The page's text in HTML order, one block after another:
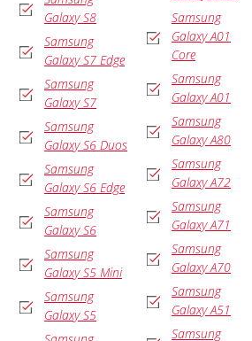
Galaxy S8
Samsung
Galaxy S7 Edge
Samsung
Galaxy S7
Samsung
Galaxy S6 Duos
Samsung
Galaxy S6 Edge
Samsung
Galaxy S6
Samsung
Galaxy S5 Mini
Samsung
Galaxy S5
Samsung
Galaxy A01
Core
Samsung
Galaxy A01
Samsung
Galaxy A80
Samsung
Galaxy A72
Samsung
Galaxy A71
Samsung
Galaxy A70
Samsung
Galaxy A51
Samsung